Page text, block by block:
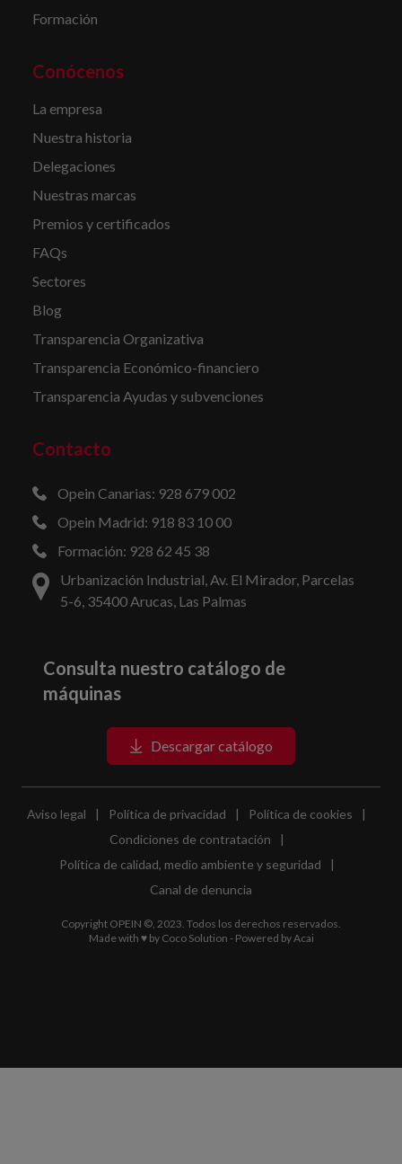
Formación
Conócenos
La empresa
Nuestra historia
Delegaciones
Nuestras marcas
Premios y certificados
FAQs
Sectores
Blog
Transparencia Organizativa
Transparencia Económico-financiero
Transparencia Ayudas y subvenciones
Contacto
Opein Canarias: 928 679 002
Opein Madrid: 918 83 10 00
Formación: 928 62 45 38
Urbanización Industrial, Av. El Mirador, Parcelas
5-6, 35400 Arucas, Las Palmas
Consulta nuestro catálogo de
máquinas
Descargar catálogo
Aviso legal | Política de privacidad | Política de cookies
|
Condiciones de contratación
|
Política de calidad, medio ambiente y seguridad
|
Canal de denuncia
Copyright OPEIN ©, 2023. Todos los derechos reservados.
Made with ♥ by Coco Solution - Powered byAcai